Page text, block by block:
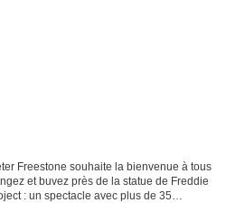
Freestone souhaite la bienvenue à tous
et buvez près de la statue de Freddie
: un spectacle avec plus de 35